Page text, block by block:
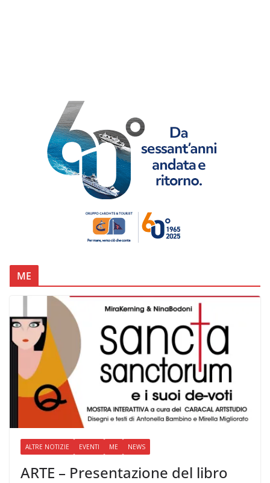
ME
ALTRE NOTIZIE EVENTI ME NEWS
ARTE – Presentazione del libro